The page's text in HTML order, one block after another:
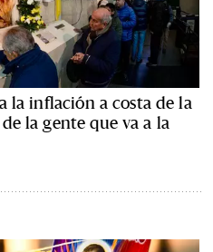
la inflación a costa de la
la gente que va a la